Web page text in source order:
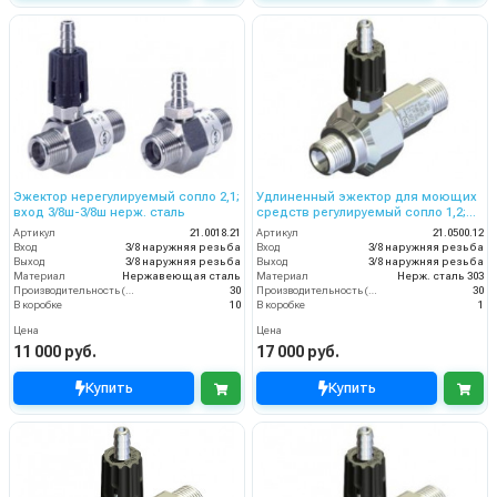
Эжектор нерегулируемый сопло 2,1;
вход 3/8ш-3/8ш нерж. сталь
Артикул
21.0018.21
Вход
3/8 наружняя резьба
Выход
3/8 наружняя резьба
Материал
Нержавеющая сталь
Производительность (л/мин)
30
В коробке
10
Цена
11 000 руб.
Купить
Удлиненный эжектор для моющих
средств регулируемый сопло 1,2;
вход 3/8ш- выход 3/8ш. (нерж)
Артикул
21.0500.12
Вход
3/8 наружняя резьба
Выход
3/8 наружняя резьба
Материал
Нерж. сталь 303
Производительность (л/мин)
30
В коробке
1
Цена
17 000 руб.
Купить